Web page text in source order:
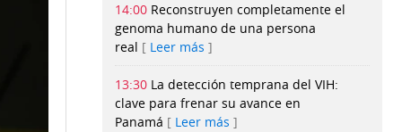
14:00 Reconstruyen completamente el
genoma humano de una persona
real
Leer más
13:30 La detección temprana del VIH:
clave para frenar su avance en
Panamá
Leer más